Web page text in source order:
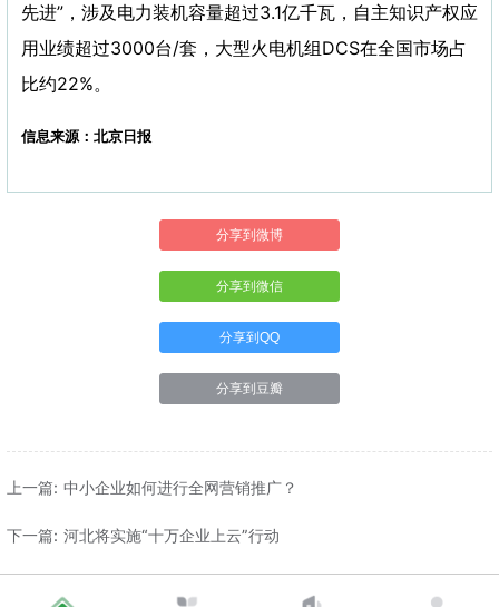
先进”，涉及电力装机容量超过3.1亿千瓦，自主知识产权应
用业绩超过3000台/套，大型火电机组DCS在全国市场占
比约22%。
信息来源：北京日报
分享到微博
分享到微信
分享到QQ
分享到豆瓣
上一篇: 中小企业如何进行全网营销推广？
下一篇: 河北将实施“十万企业上云”行动